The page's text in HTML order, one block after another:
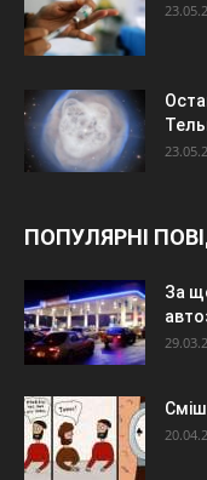
ПОПУЛЯРНІ
За